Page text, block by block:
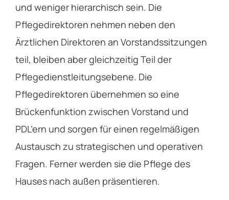
und weniger hierarchisch sein. Die
Pflegedirektoren nehmen neben den
Ärztlichen Direktoren an Vorstandssitzungen
teil, bleiben aber gleichzeitig Teil der
Pflegedienstleitungsebene. Die
Pflegedirektoren übernehmen so eine
Brückenfunktion zwischen Vorstand und
PDL’ern und sorgen für einen regelmäßigen
Austausch zu strategischen und operativen
Fragen. Ferner werden sie die Pflege des
Hauses nach außen präsentieren.